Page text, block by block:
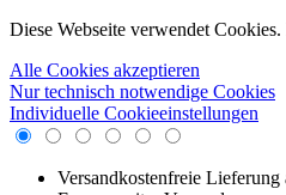
Diese Webseite verwendet
Alle Cookies akzeptieren
Nur technisch notwendige Cookies
Individuelle Cookieeinstellungen
Versandkostenfreie Lieferung